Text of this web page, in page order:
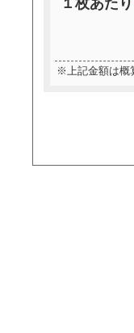
※上記金額は概